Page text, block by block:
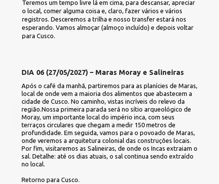
Teremos um tempo livre lá em cima, para descansar, apreciar
o local, comer alguma coisa e, claro, fazer vários e vários
registros. Desceremos a trilha e nosso transfer estará nos
esperando. Vamos almoçar (almoço incluído) e depois voltar
para Cusco.
DIA 06 (27/05/2027) – Maras Moray e Salineiras
Após o café da manhã, partiremos para as planícies de Maras,
local de onde vem a maioria dos alimentos que abastecem a
cidade de Cusco. No caminho, vistas incríveis do relevo da
região.Nossa primeira parada será no sítio arqueológico de
Moray, um importante local do império inca, com seus
terraços circulares que chegam a medir 150 metros de
profundidade. Em seguida, vamos para o povoado de Maras,
onde veremos a arquitetura colonial das construções locais.
Por fim, visitaremos as Salineiras, de onde os Incas extraiam o
sal. Detalhe: até os dias atuais, o sal continua sendo extraído
no local.
Retorno para Cusco.